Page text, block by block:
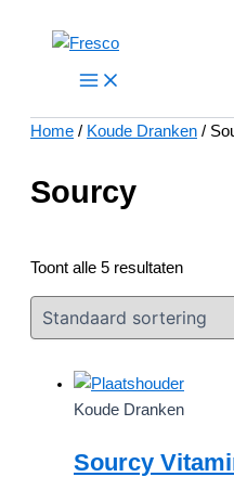
inhoud
Main
Menu
Home / Koude Dranken /
Sourcy
Toont alle 5 resultaten
Koude Dranken
Sourcy